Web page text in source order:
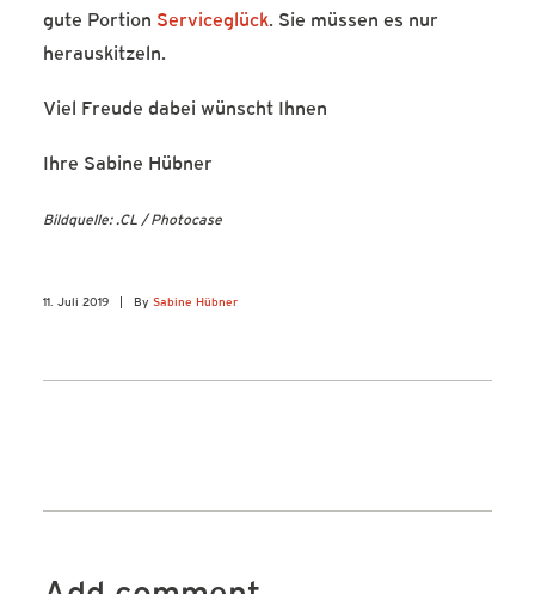
gute Portion Serviceglück. Sie müssen es nur
herauskitzeln.
Viel Freude dabei wünscht Ihnen
Ihre Sabine Hübner
Bildquelle: .CL / Photocase
11. Juli 2019 By Sabine Hübner